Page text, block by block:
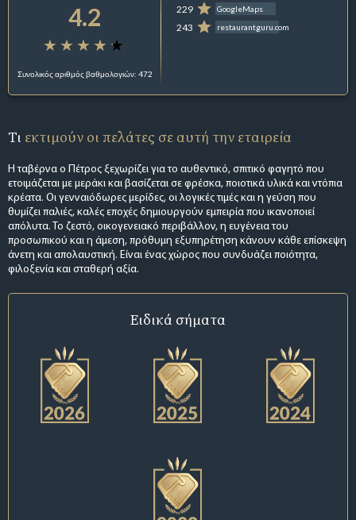
4.2
Συνολικός αριθμός βαθμολογιών: 472
229 GoogleMaps
243 restaurantguru.com
Τι εκτιμούν οι πελάτες σε αυτή την εταιρεία
Η ταβέρνα ο Πέτρος ξεχωρίζει για το αυθεντικό, σπιτικό φαγητό που
ετοιμάζεται με μεράκι και βασίζεται σε φρέσκα, ποιοτικά υλικά και ντόπια
κρέατα. Οι γενναιόδωρες μερίδες, οι λογικές τιμές και η γεύση που
θυμίζει παλιές, καλές εποχές δημιουργούν εμπειρία που ικανοποιεί
απόλυτα. Το ζεστό, οικογενειακό περιβάλλον, η ευγένεια του
προσωπικού και η άμεση, πρόθυμη εξυπηρέτηση κάνουν κάθε επίσκεψη
άνετη και απολαυστική. Είναι ένας χώρος που συνδυάζει ποιότητα,
φιλοξενία και σταθερή αξία.
Ειδικά σήματα